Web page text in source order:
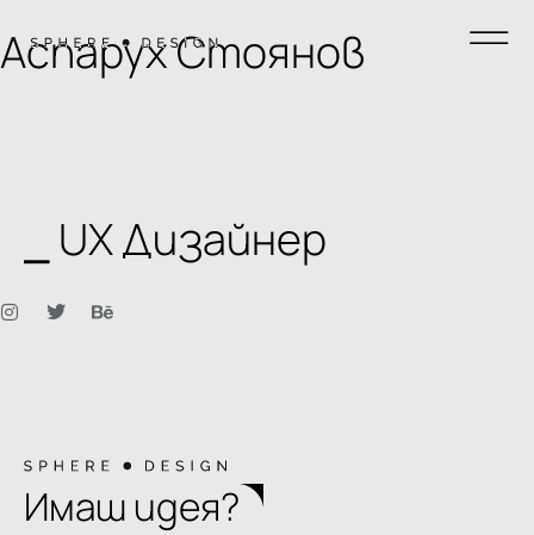
Аспарух Стоянов
⎯ UX Дизайнер
Имаш идея?